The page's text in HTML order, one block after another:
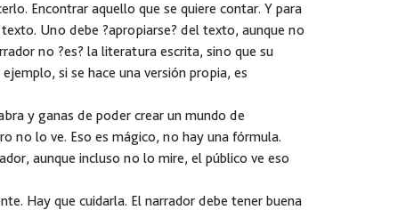
Encontrar aquello que se quiere contar. Y para
Uno debe ?apropiarse? del texto, aunque no
no ?es? la literatura escrita, sino que su
si se hace una versión propia, es
y ganas de poder crear un mundo de
no lo ve. Eso es mágico, no hay una fórmula.
aunque incluso no lo mire, el público ve eso
Hay que cuidarla. El narrador debe tener buena